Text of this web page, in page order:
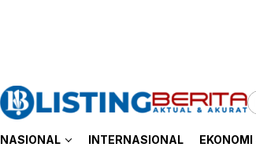
NASIONAL INTERNASIONAL